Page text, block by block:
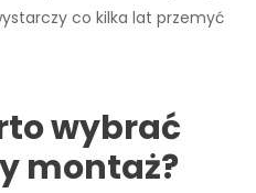
co kilka lat przemyć
wybrać
montaż?